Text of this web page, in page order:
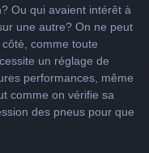
Ou qui avaient intérêt à
une autre? On ne peut
comme toute
un réglage de
performances, même
comme on vérifie sa
des pneus pour que